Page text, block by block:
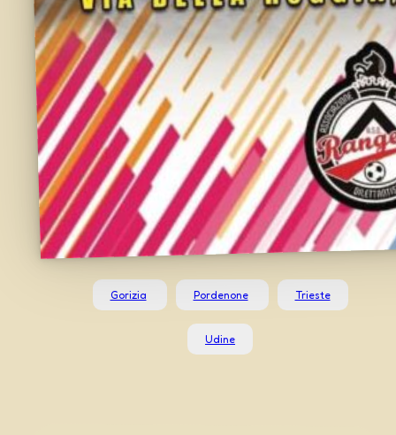
Gorizia Pordenone Trieste
Udine